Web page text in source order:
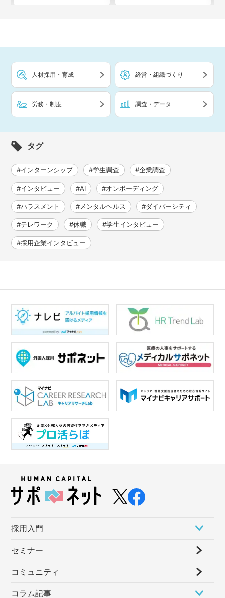
人材採用・育成 経営・組織づくり
労務・制度 調査・データ
タグ
#インターンシップ #学生調査 #企業調査
#インタビュー #AI #オンボーディング
#ハラスメント #メンタルヘルス #ダイバーシティ
#テレワーク #休職 #学生インタビュー
#採用企業インタビュー
採⽤⼊⾨
セミナー
コミュニティ
コラム記事